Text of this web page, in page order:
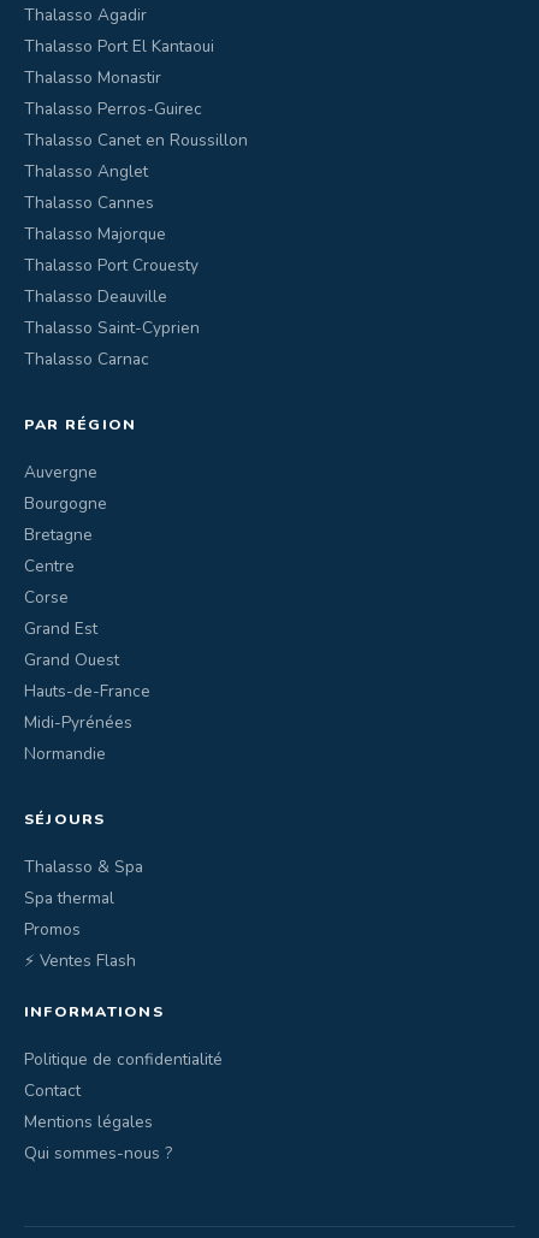
Thalasso Agadir
Thalasso Port El Kantaoui
Thalasso Monastir
Thalasso Perros-Guirec
Thalasso Canet en Roussillon
Thalasso Anglet
Thalasso Cannes
Thalasso Majorque
Thalasso Port Crouesty
Thalasso Deauville
Thalasso Saint-Cyprien
Thalasso Carnac
PAR RÉGION
Auvergne
Bourgogne
Bretagne
Centre
Corse
Grand Est
Grand Ouest
Hauts-de-France
Midi-Pyrénées
Normandie
SÉJOURS
Thalasso & Spa
Spa thermal
Promos
⚡ Ventes Flash
INFORMATIONS
Politique de confidentialité
Contact
Mentions légales
Qui sommes-nous ?